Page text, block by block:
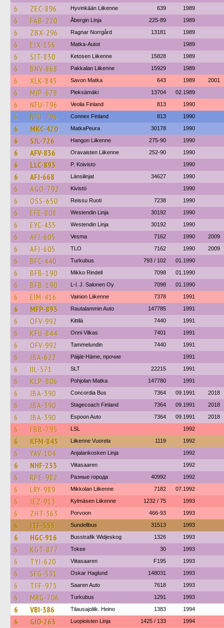
6
ZEC-896 Hyvinkään Liikenne 639 1989
6 FAB-220 Åbergin Linja 225-89 1989
6 ZBX-296 Ragnar Norrgård 13181 1989
6 EJX-156 Matka-Autot 1989
6 SJT-830 Ketosen Liikenne 15828 1989
6 BNV-868 Pakkalan Liikenne 15929 1989
6 XLK-845 Savon Matka 643 1989 2001
6 MJP-678 Pieksämäki 13704 02.1989
6 NFU-796 Veolia Finland 813 1990
6 NFU-796 Connex Finland 813 1990
6 MKC-420 MatkaPeura 30178 1990
6 SJL-726 Hangon Liikenne 275-90 1990
6 AFV-836 Oravaisten Liikenne 252-90 1990
6 LLC-893 P. Koivisto 1990
6 AFJ-668 Länsilinjat 34627 1990
6 AGO-792 Kivistö 1990
6 OSS-650 Reissu Ruoti 7238 1990
6 EFE-808 Westendin Linja 30192 1990
6 EYC-435 Westendin Linja 30192 1990
6 AFJ-605 Vesma 7162 1990 2009
6 AFJ-605 TLO 7162 1990 2009
6 BFC-440 Turkubus 793 / 102 01.1990
6 BFB-190 Mikko Rindell 7098 01.1990
6 BFB-190 L-l. J. Salonen Oy 7098 01.1990
6 EIM-416 Vainion Liikenne 7378 1991
6 MFP-893 Rautalammin Auto 147785 1991
6 OFV-992 Kittilä 7440 1991
6 KFU-844 Onni Vilkas 7401 1991
6 OFV-992 Tammelundin 7440 1991
6 JBA-622 Päijät-Häme, прочие 1991
6 IIL-571 SLT 22215 1991
6 KLP-806 Pohjolan Matka 147780 1991
6 JBA-390 Concordia Bus 7364 09.1991 2018
6 JBA-390 Stagecoach Finland 7364 09.1991 2018
6 JBA-390 Espoon Auto 7364 09.1991 2018
6 FBB-795 LSL 1992
6 KFM-845 Liikenne Vuorela 1119 1992
6 YAV-104 Anjalankosken Linja 1992
6 NHF-233 Viitasaaren 1992
6 RPE-982 Разные города 40992 1992
6 LRY-989 Mikkolan Liikenne 7182 07.1992
6 JEZ-913 Kylmäsen Liikenne 1232 / 75 1993
6 ZHT-363 Porvoon 466-93 1993
6 ITF-355 Sundellbus 31513 1993
6 HGC-916 Busstrafik Widjeskog 1326 1993
6 KGT-877 Tokee 30 1993
6 TYI-620 Viitasaaren F195 1993
6 SFG-531 Oskar Haglund 148031 1993
6 TFF-975 Saaren Auto 7618 1993
6 MRG-706 Turkubus 1291 1993
6 VBI-386 Tilausajoliik. Heino 1383 1994
6 GIO-263 Luopioisten Linja 1425 / 133 1994